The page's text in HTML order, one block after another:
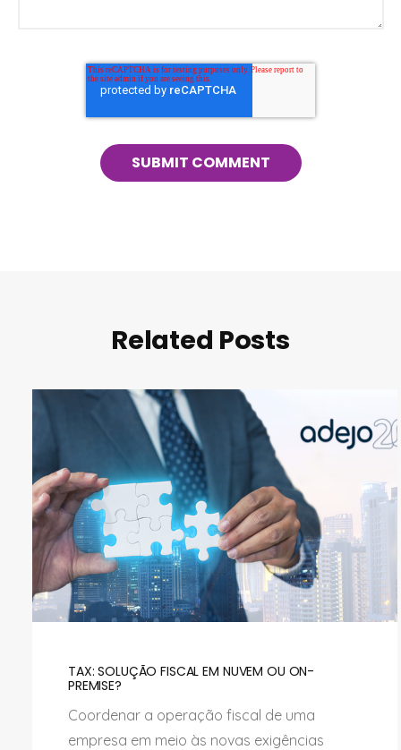
Related Posts
TAX: SOLUÇÃO FISCAL EM NUVEM OU ON-
PREMISE?
Coordenar a operação fiscal de uma
empresa em meio às novas exigências